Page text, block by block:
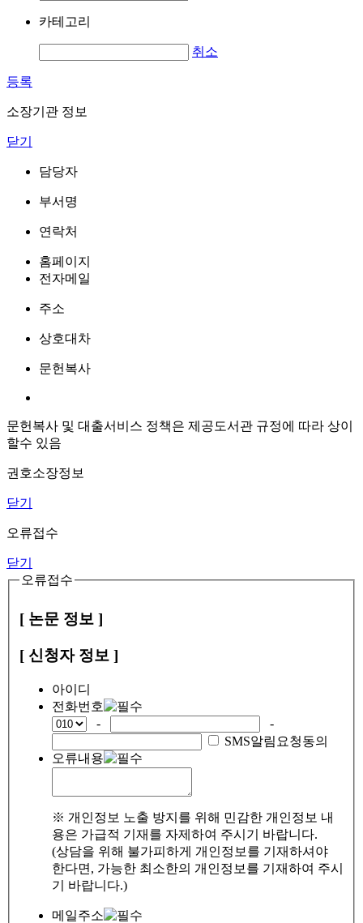
카테고리
취소
등록
소장기관 정보
닫기
담당자
부서명
연락처
홈페이지
전자메일
주소
상호대차
문헌복사
문헌복사 및 대출서비스 정책은 제공도서관 규정에 따라 상이
할수 있음
권호소장정보
닫기
오류접수
닫기
오류접수
[ 논문 정보 ]
[ 신청자 정보 ]
아이디
전화번호
-
-
SMS알림요청동의
오류내용
※ 개인정보 노출 방지를 위해 민감한 개인정보 내
용은 가급적 기재를 자제하여 주시기 바랍니다.
(상담을 위해 불가피하게 개인정보를 기재하셔야
한다면, 가능한 최소한의 개인정보를 기재하여 주시
기 바랍니다.)
메일주소